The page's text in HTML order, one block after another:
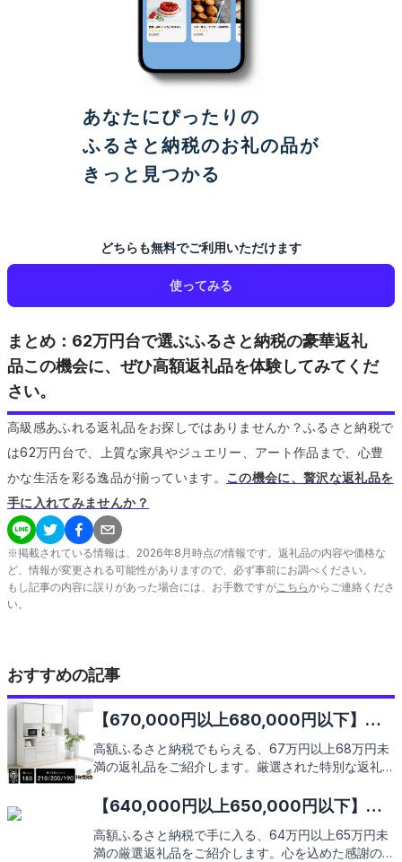
あなたにぴったりの
ふるさと納税のお礼の品が
きっと見つかる
どちらも無料でご利用いただけます
使ってみる
まとめ：62万円台で選ぶふるさと納税の豪華返礼
品この機会に、ぜひ高額返礼品を体験してみてくだ
さい。
高級感あふれる返礼品をお探しではありませんか？ふるさと納税で
は62万円台で、上質な家具やジュエリー、アート作品まで、心豊
かな生活を彩る逸品が揃っています。 この機会に、贅沢な返礼品を
手に入れてみませんか？
※掲載されている情報は、 2026年8 月時点の情報です。返礼品の内容や価格な
ど、情報が変更される可能性がありますので、必ず事前にお調べください。
もし記事の内容に誤りがあった場合には、お手数ですがこちらからご連絡くださ
い。
おすすめの記事
【670,000円以上680,000円以下】人
気のおすすめふるさと納税返礼品9選
高額ふるさと納税でもらえる、67万円以上68万円未
満の返礼品をご紹介します。厳選された特別な返礼品
地域の魅力を存分に感じていただけることをお約束し
ます。次のページで、心躍る返礼品の数々をご覧くだ
さい。
【640,000円以上650,000円以下】人
気のおすすめふるさと納税返礼品9選
高額ふるさと納税で手に入る、64万円以上65万円未
満の厳選返礼品をご紹介します。心を込めた感謝のし